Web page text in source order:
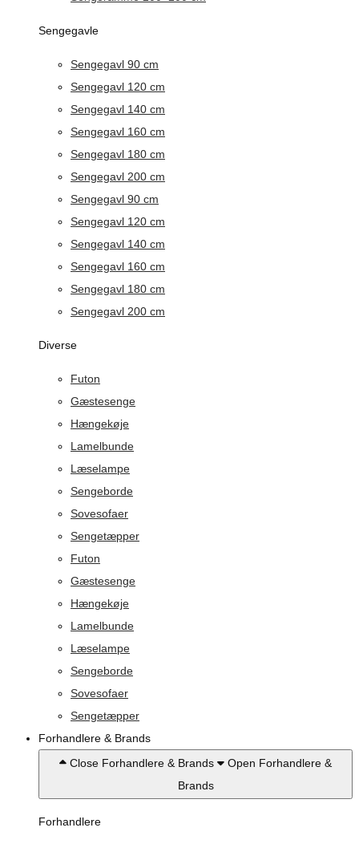
Sengegavle
Sengegavl 90 cm
Sengegavl 120 cm
Sengegavl 140 cm
Sengegavl 160 cm
Sengegavl 180 cm
Sengegavl 200 cm
Sengegavl 90 cm
Sengegavl 120 cm
Sengegavl 140 cm
Sengegavl 160 cm
Sengegavl 180 cm
Sengegavl 200 cm
Diverse
Futon
Gæstesenge
Hængekøje
Lamelbunde
Læselampe
Sengeborde
Sovesofaer
Sengetæpper
Futon
Gæstesenge
Hængekøje
Lamelbunde
Læselampe
Sengeborde
Sovesofaer
Sengetæpper
Forhandlere & Brands
Close Forhandlere & Brands
Open Forhandlere &
Brands
Forhandlere